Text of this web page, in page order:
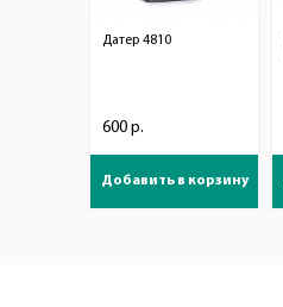
Датер 4810
600 р.
Добавить в корзину